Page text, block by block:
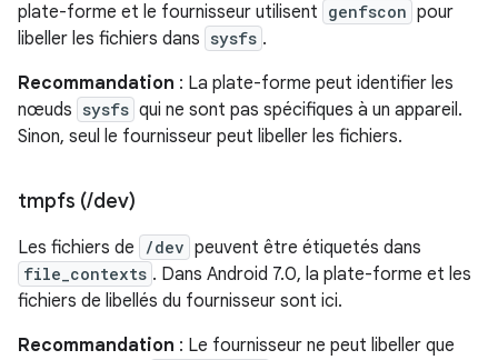
plate-forme et le fournisseur utilisent genfscon pour
libeller les fichiers dans sysfs .
Recommandation : La plate-forme peut identifier les
nœuds sysfs qui ne sont pas spécifiques à un appareil.
Sinon, seul le fournisseur peut libeller les fichiers.
tmpfs (/dev)
Les fichiers de /dev peuvent être étiquetés dans
file_contexts . Dans Android 7.0, la plate-forme et les
fichiers de libellés du fournisseur sont ici.
Recommandation : Le fournisseur ne peut libeller que